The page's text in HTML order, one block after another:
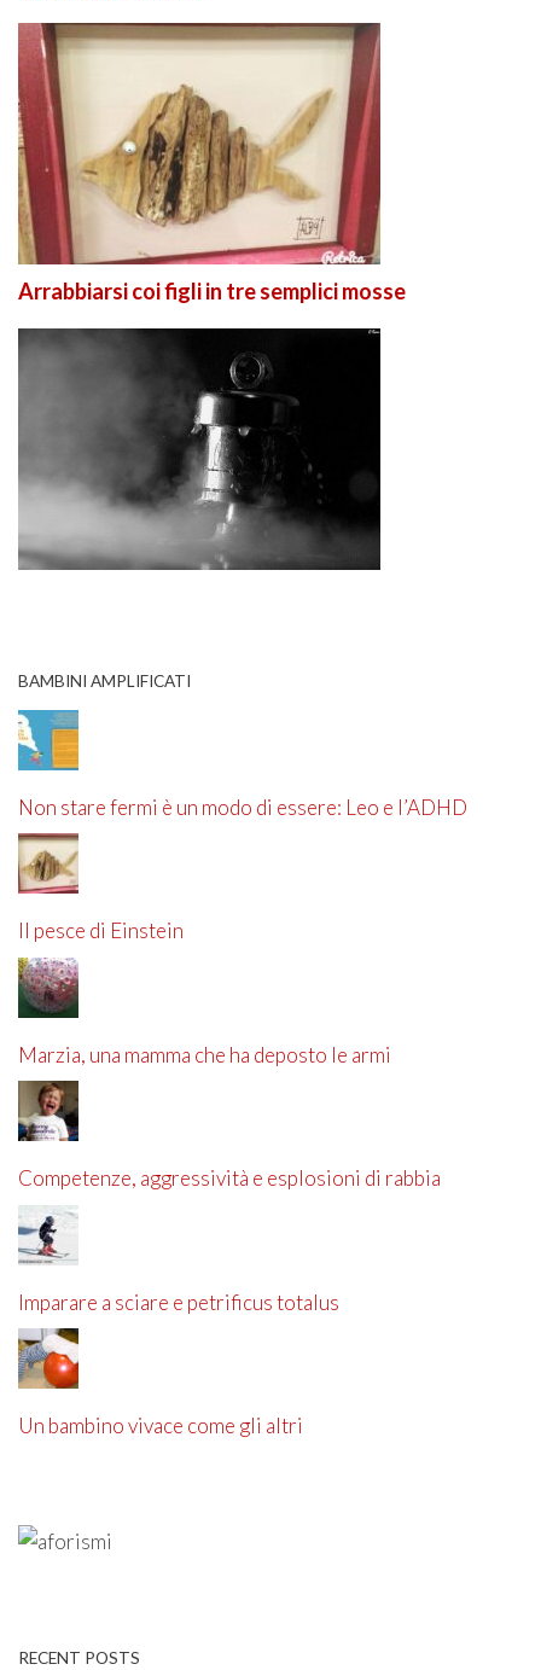
Arrabbiarsi coi figli in tre semplici mosse
BAMBINI AMPLIFICATI
Non stare fermi è un modo di essere: Leo e l’ADHD
Il pesce di Einstein
Marzia, una mamma che ha deposto le armi
Competenze, aggressività e esplosioni di rabbia
Imparare a sciare e petrificus totalus
Un bambino vivace come gli altri
RECENT POSTS